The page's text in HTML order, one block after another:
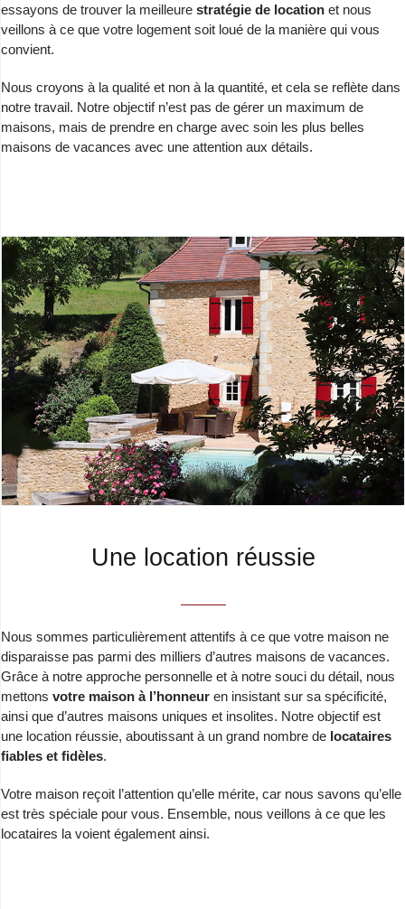
essayons de trouver la meilleure stratégie de location et nous
veillons à ce que votre logement soit loué de la manière qui vous
convient.
Nous croyons à la qualité et non à la quantité, et cela se reflète dans
notre travail. Notre objectif n’est pas de gérer un maximum de
maisons, mais de prendre en charge avec soin les plus belles
maisons de vacances avec une attention aux détails.
Une location réussie
Nous sommes particulièrement attentifs à ce que votre maison ne
disparaisse pas parmi des milliers d’autres maisons de vacances.
Grâce à notre approche personnelle et à notre souci du détail, nous
mettons votre maison à l’honneur en insistant sur sa spécificité,
ainsi que d’autres maisons uniques et insolites. Notre objectif est
une location réussie, aboutissant à un grand nombre de locataires
fiables et fidèles.
Votre maison reçoit l’attention qu’elle mérite, car nous savons qu’elle
est très spéciale pour vous. Ensemble, nous veillons à ce que les
locataires la voient également ainsi.